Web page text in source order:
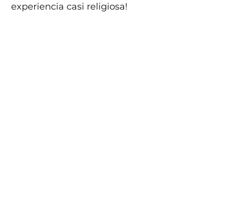
experiencia casi religiosa!